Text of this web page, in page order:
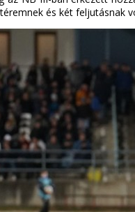
és két feljutásnak